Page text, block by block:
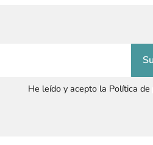
He leído y acepto la Política de